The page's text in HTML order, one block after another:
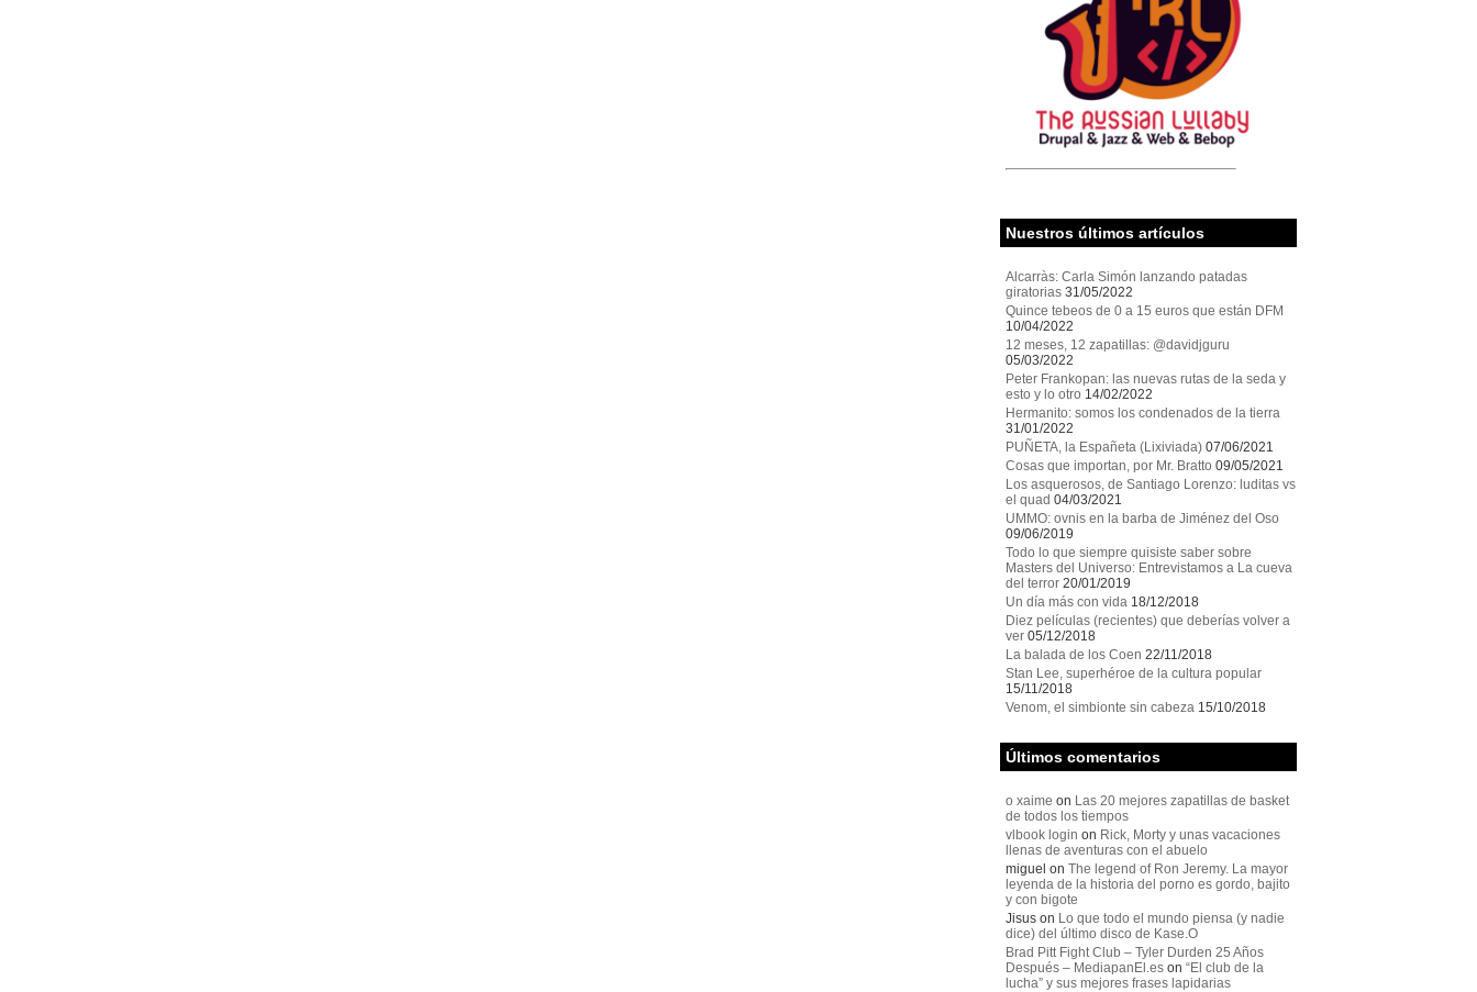
Nuestros últimos artículos
Alcarràs: Carla Simón lanzando patadas
giratorias 31/05/2022
Quince tebeos de 0 a 15 euros que están DFM
10/04/2022
12 meses, 12 zapatillas: @davidjguru
05/03/2022
Peter Frankopan: las nuevas rutas de la seda y
esto y lo otro 14/02/2022
Hermanito: somos los condenados de la tierra
31/01/2022
PUÑETA, la Españeta (Lixiviada) 07/06/2021
Cosas que importan, por Mr. Bratto 09/05/2021
Los asquerosos, de Santiago Lorenzo: luditas vs
el quad 04/03/2021
UMMO: ovnis en la barba de Jiménez del Oso
09/06/2019
Todo lo que siempre quisiste saber sobre
Masters del Universo: Entrevistamos a La cueva
del terror 20/01/2019
Un día más con vida 18/12/2018
Diez películas (recientes) que deberías volver a
ver 05/12/2018
La balada de los Coen 22/11/2018
Stan Lee, superhéroe de la cultura popular
15/11/2018
Venom, el simbionte sin cabeza 15/10/2018
Últimos comentarios
o xaime on Las 20 mejores zapatillas de basket
de todos los tiempos
vlbook login on Rick, Morty y unas vacaciones
llenas de aventuras con el abuelo
miguel on The legend of Ron Jeremy. La mayor
leyenda de la historia del porno es gordo, bajito
y con bigote
Jisuson Lo que todo el mundo piensa (y nadie
dice) del último disco de Kase.O
Brad Pitt Fight Club – Tyler Durden 25 Años
Después – MediapanEl.eson “El club de la
lucha” y sus mejores frases lapidarias